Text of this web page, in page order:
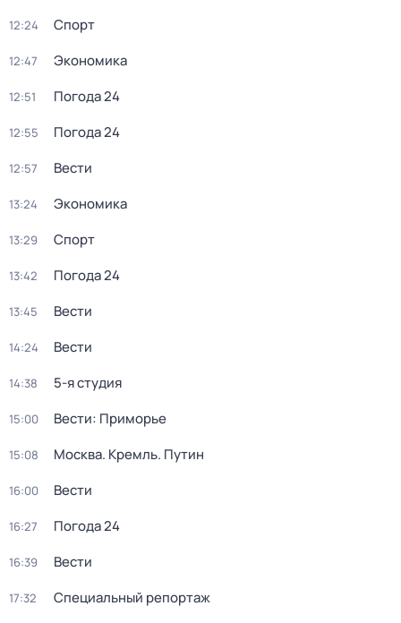
12:24 Спорт
12:47 Экономика
12:51 Погода 24
12:55 Погода 24
12:57 Вести
13:24 Экономика
13:29 Спорт
13:42 Погода 24
13:45 Вести
14:24 Вести
14:38 5-я студия
15:00 Вести: Приморье
15:08 Москва. Кремль. Путин
16:00 Вести
16:27 Погода 24
16:39 Вести
17:32 Специальный репортаж